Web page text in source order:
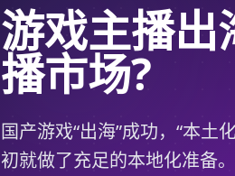
游戏主播出
播市场?
国产游戏“出海”成功，“本土
初就做了充足的本地化准备